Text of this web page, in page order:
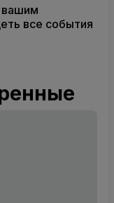
вашим
все события